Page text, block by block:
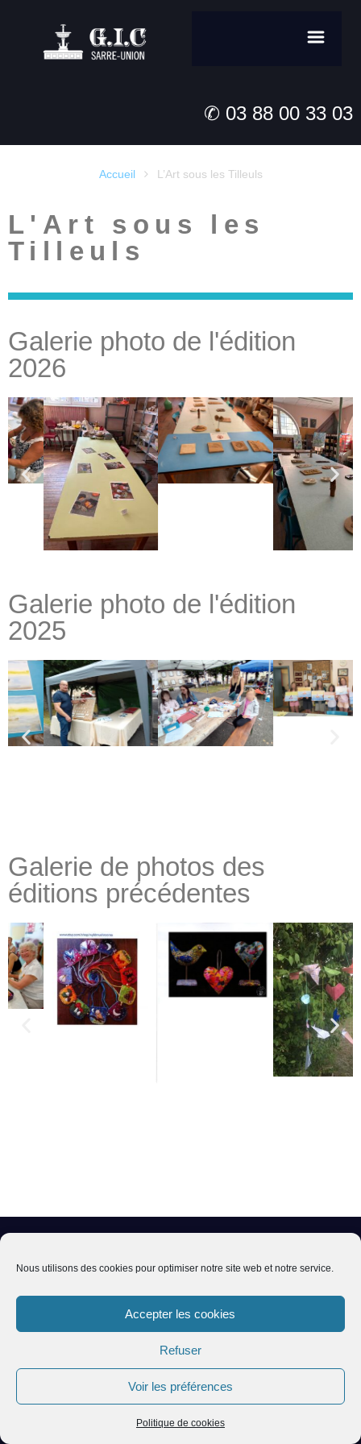
Nous utilisons des cookies pour optimiser notre site web et notre service.
Accepter les cookies
Refuser
Voir les préférences
Politique de cookies
✆ 03 88 00 33 03
Accueil  L’Art sous les Tilleuls
L'Art sous les
Tilleuls
Galerie photo de l'édition
2026
Galerie photo de l'édition
2025
Galerie de photos des
éditions précédentes
03 88 00 33 03 – gic67@orange.fr
1 rue de l’école 67260 SARRE-UNION